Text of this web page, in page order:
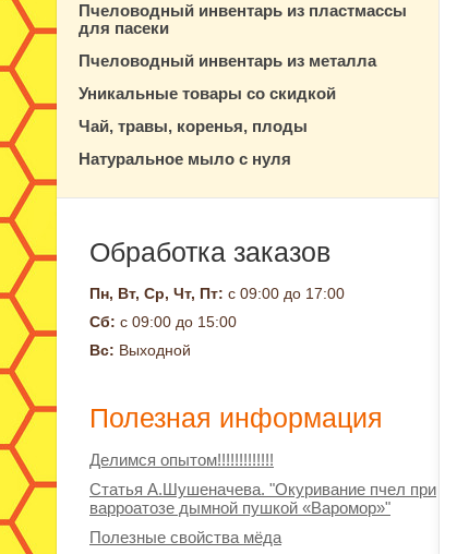
Пчеловодный инвентарь из пластмассы
для пасеки
Пчеловодный инвентарь из металла
Уникальные товары со скидкой
Чай, травы, коренья, плоды
Натуральное мыло с нуля
Обработка заказов
Пн, Вт, Ср, Чт, Пт: с 09:00 до 17:00
Сб: с 09:00 до 15:00
Вс: Выходной
Полезная информация
Делимся опытом!!!!!!!!!!!!!
Статья А.Шушеначева. "Окуривание пчел при
варроатозе дымной пушкой «Варомор»"
Полезные свойства мёда